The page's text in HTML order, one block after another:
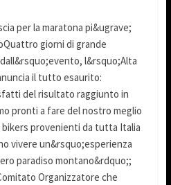
per la maratona pi&ugrave;
giorni di grande
l&rsquo;Alta
il tutto esaurito:
del risultato raggiunto in
pronti a fare del nostro meglio
provenienti da tutta Italia
vivere un&rsquo;esperienza
paradiso montano&rdquo;;
Organizzatore che